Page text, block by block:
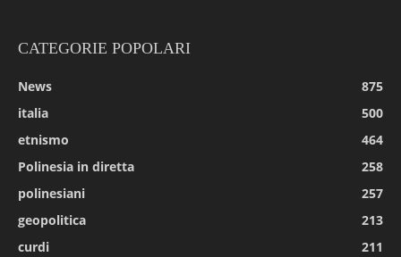
CATEGORIE POPOLARI
News
875
italia
500
etnismo
464
Polinesia in diretta
258
polinesiani
257
geopolitica
213
curdi
211